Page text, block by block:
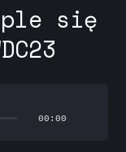
się
00:00